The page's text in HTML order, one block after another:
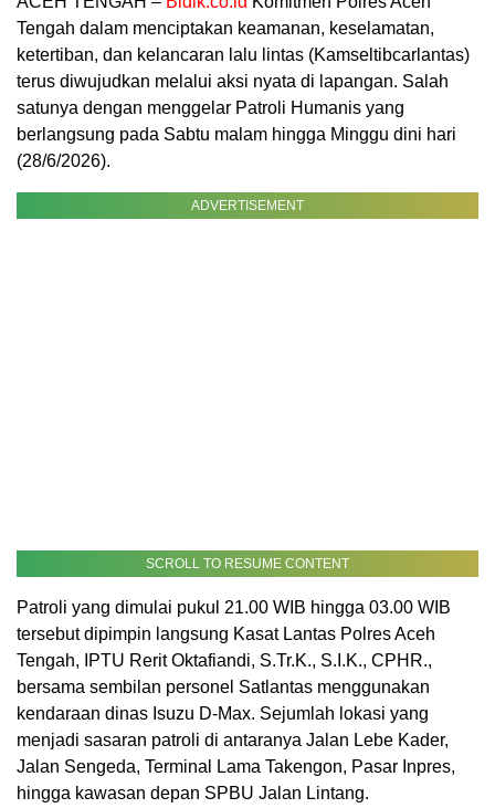
Tengah dalam menciptakan keamanan, keselamatan,
ketertiban, dan kelancaran lalu lintas (Kamseltibcarlantas)
terus diwujudkan melalui aksi nyata di lapangan. Salah
satunya dengan menggelar Patroli Humanis yang
berlangsung pada Sabtu malam hingga Minggu dini hari
(28/6/2026).
ADVERTISEMENT
SCROLL TO RESUME CONTENT
Patroli yang dimulai pukul 21.00 WIB hingga 03.00 WIB
tersebut dipimpin langsung Kasat Lantas Polres Aceh
Tengah, IPTU Rerit Oktafiandi, S.Tr.K., S.I.K., CPHR.,
bersama sembilan personel Satlantas menggunakan
kendaraan dinas Isuzu D-Max. Sejumlah lokasi yang
menjadi sasaran patroli di antaranya Jalan Lebe Kader,
Jalan Sengeda, Terminal Lama Takengon, Pasar Inpres,
hingga kawasan depan SPBU Jalan Lintang.